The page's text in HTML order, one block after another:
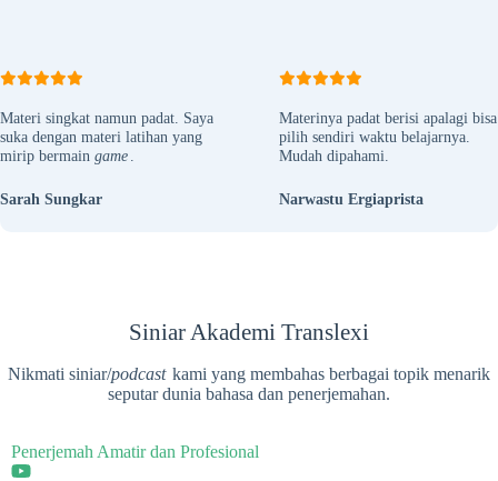
Materi singkat namun padat. Saya
suka dengan materi latihan yang
mirip bermain game.
Sarah Sungkar
Materinya padat berisi apalagi bisa
pilih sendiri waktu belajarnya.
Mudah dipahami.
Narwastu Ergiaprista
Siniar Akademi Translexi
Nikmati siniar/podcast kami yang membahas berbagai topik menarik
seputar dunia bahasa dan penerjemahan.
Penerjemah Amatir dan Profesional